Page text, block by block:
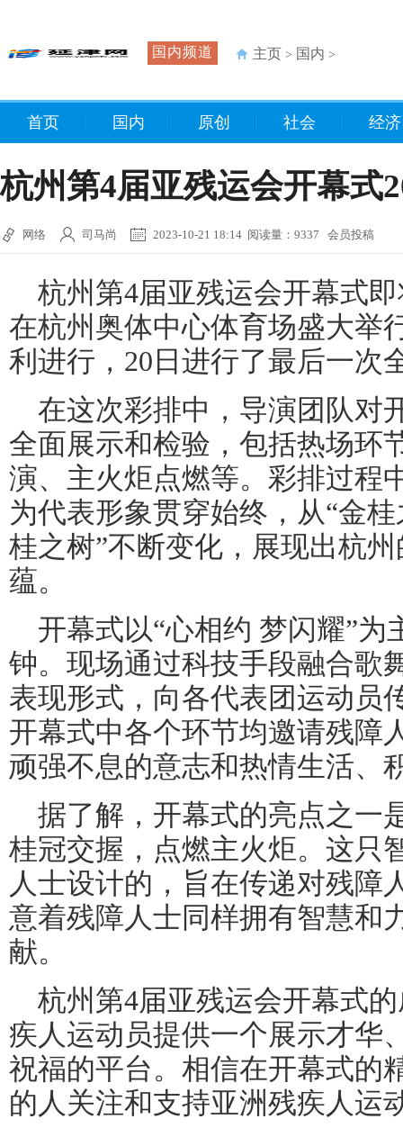
国内频道 主页 > 国内 >
首页 国内 原创 社会 经济
杭州第4届亚残运会开幕式
网络 司马尚 2023-10-21 18:14 阅读量：9337 会员投稿
杭州第4届亚残运会开幕式
在杭州奥体中心体育场盛大举
利进行，20日进行了最后一次
在这次彩排中，导演团队对
全面展示和检验，包括热场环
演、主火炬点燃等。彩排过程
为代表形象贯穿始终，从“金
桂之树”不断变化，展现出杭
蕴。
开幕式以“心相约 梦闪耀”为
钟。现场通过科技手段融合歌
表现形式，向各代表团运动员
开幕式中各个环节均邀请残障
顽强不息的意志和热情生活、
据了解，开幕式的亮点之一
桂冠交握，点燃主火炬。这只
人士设计的，旨在传递对残障
意着残障人士同样拥有智慧和
献。
杭州第4届亚残运会开幕式
疾人运动员提供一个展示才华
祝福的平台。相信在开幕式的
的人关注和支持亚洲残疾人运